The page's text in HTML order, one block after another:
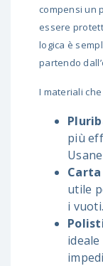
compensi un
essere
logica è
partendo
I materiali
più
utile
i vuoti.